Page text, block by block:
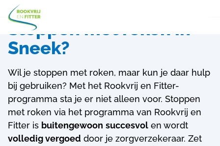
Stoppen met roken in
Sneek?
Wil je stoppen met roken, maar kun je daar hulp
bij gebruiken? Met het Rookvrij en Fitter-
programma sta je er niet alleen voor. Stoppen
met roken via het programma van Rookvrij en
Fitter is buitengewoon succesvol en wordt
volledig vergoed door je zorgverzekeraar. Zet